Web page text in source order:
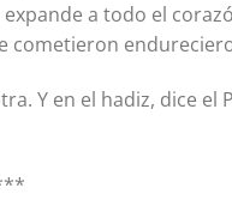
a todo el
cometieron